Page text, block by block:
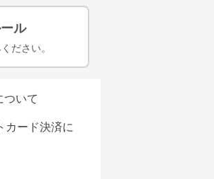
ル
ださい。
ついて
カード決済に